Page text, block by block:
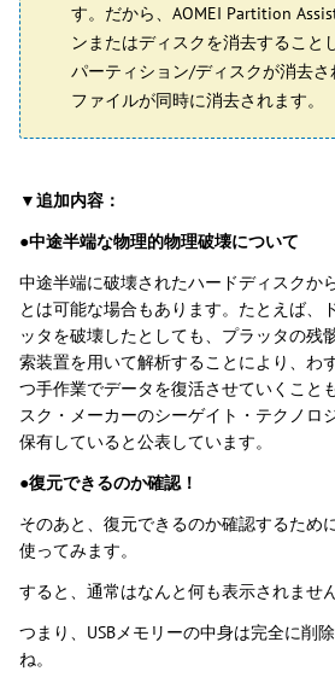
す。だから、AOMEI Partition
ンまたはディスクを消去すること
パーティション/ディスクが消去
ファイルが同時に消去されます。
▼追加内容：
●中途半端な物理的物理破壊について
中途半端に破壊されたハードディスクか
とは可能な場合もあります。たとえば、
ッタを破壊したとしても、プラッタの残
索装置を用いて解析することにより、わ
つ手作業でデータを復活させていくこと
スク・メーカーのシーゲイト・テクノロ
保有していると公表しています。
●復元できるのか確認！
そのあと、復元できるのか確認するため
使ってみます。
すると、通常はなんと何も表示されませ
つまり、USBメモリーの中身は完全に削
ね。